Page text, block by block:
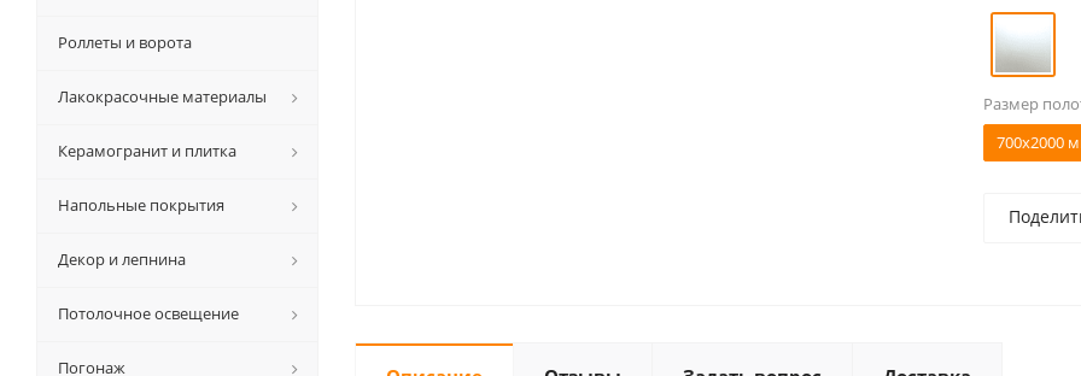
Размер
700x2000
Роллеты и ворота
Лакокрасочные материалы
Керамогранит и плитка
Напольные покрытия
Декор и лепнина
Потолочное освещение
Погонаж